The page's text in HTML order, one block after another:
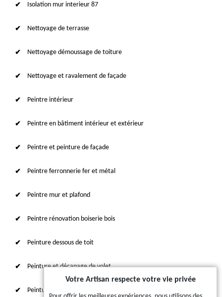
Isolation mur interieur 87
Nettoyage de terrasse
Nettoyage démoussage de toiture
Nettoyage et ravalement de façade
Peintre intérieur
Peintre en bâtiment intérieur et extérieur
Peintre et peinture de façade
Peintre ferronnerie fer et métal
Peintre mur et plafond
Peintre rénovation boiserie bois
Peinture dessous de toit
Peinture et décapage de volet
Peinture sur tuile et toiture
Votre Artisan respecte votre vie privée